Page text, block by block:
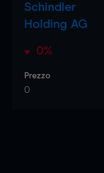
Schindler
Holding AG
0%
Prezzo
0